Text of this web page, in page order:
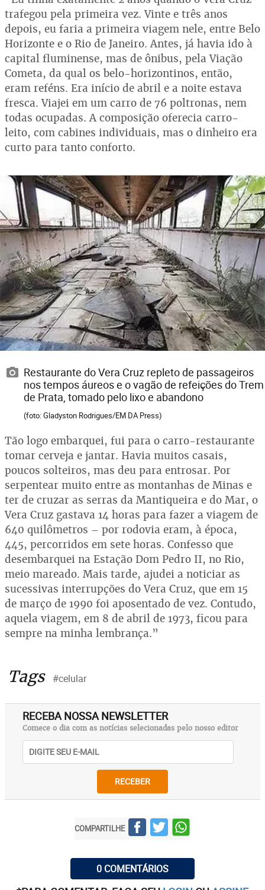
trafegou pela primeira vez. Vinte e três anos
depois, eu faria a primeira viagem nele, entre Belo
Horizonte e o Rio de Janeiro. Antes, já havia ido à
capital fluminense, mas de ônibus, pela Viação
Cometa, da qual os belo-horizontinos, então,
eram reféns. Era início de abril e a noite estava
fresca. Viajei em um carro de 76 poltronas, nem
todas ocupadas. A composição oferecia carro-
leito, com cabines individuais, mas o dinheiro era
curto para tanto conforto.
Restaurante do Vera Cruz repleto de passageiros
nos tempos áureos e o vagão de refeições do Trem
de Prata, tomado pelo lixo e abandono
(foto: Gladyston Rodrigues/EM DA Press)
Tão logo embarquei, fui para o carro-restaurante
tomar cerveja e jantar. Havia muitos casais,
poucos solteiros, mas deu para entrosar. Por
serpentear muito entre as montanhas de Minas e
ter de cruzar as serras da Mantiqueira e do Mar, o
Vera Cruz gastava 14 horas para fazer a viagem de
640 quilômetros – por rodovia eram, à época,
445, percorridos em sete horas. Confesso que
desembarquei na Estação Dom Pedro II, no Rio,
meio mareado. Mais tarde, ajudei a noticiar as
sucessivas interrupções do Vera Cruz, que em 15
de março de 1990 foi aposentado de vez. Contudo,
aquela viagem, em 8 de abril de 1973, ficou para
sempre na minha lembrança.”
Tags #celular
RECEBA NOSSA NEWSLETTER
Comece o dia com as notícias selecionadas pelo nosso editor
RECEBER
COMPARTILHE
0 COMENTÁRIOS